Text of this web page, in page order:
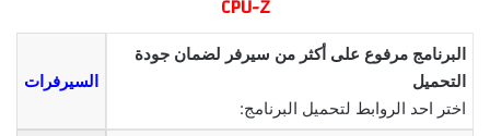
CPU-Z
البرنامج مرفوع على أكثر من سيرفر لضمان جودة
التحميل
اختر احد الروابط لتحميل البرنامج:
السيرفرات